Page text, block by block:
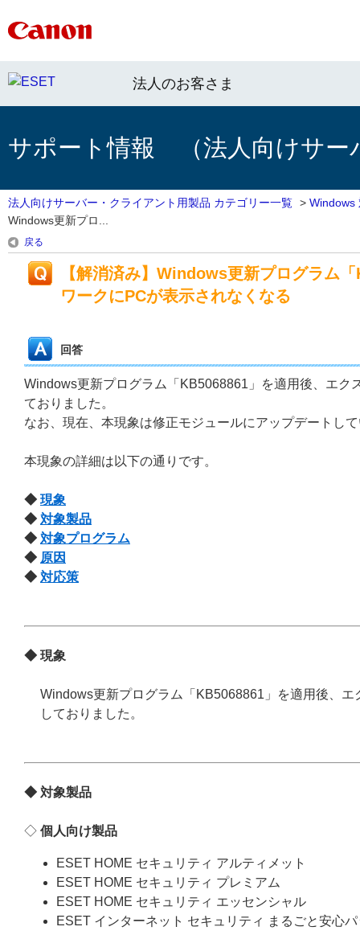
法人のお客さま
サポート情報 （法人向けサー
法人向けサーバー・クライアント用製品 カテゴリー一覧 > Windows
Windows更新プロ...
戻る
【解消済み】Windows更新プログラム
ワークにPCが表示されなくなる
回答
Windows更新プログラム「KB5068861」を適用後、エ
ておりました。
なお、現在、本現象は修正モジュールにアップデートし
本現象の詳細は以下の通りです。
◆ 現象
◆ 対象製品
◆ 対象プログラム
◆ 原因
◆ 対応策
◆ 現象
Windows更新プログラム「KB5068861」を適用後、
しておりました。
◆ 対象製品
◇ 個人向け製品
ESET HOME セキュリティ アルティメット
ESET HOME セキュリティ プレミアム
ESET HOME セキュリティ エッセンシャル
ESET インターネット セキュリティ まるごと安心